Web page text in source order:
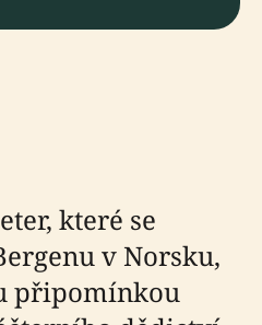
které se
v Norsku,
připomínkou